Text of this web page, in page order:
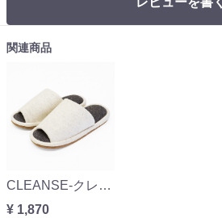
関連商品
CLEANSE-クレンゼ抗ウイルススタンダードスリッパ MLサイズ
¥ 1,870